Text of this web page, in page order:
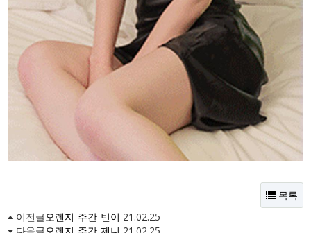
목록
이전글오렌지-주간-빈이 21.02.25
다음글오렌지-주간-제니 21.02.25